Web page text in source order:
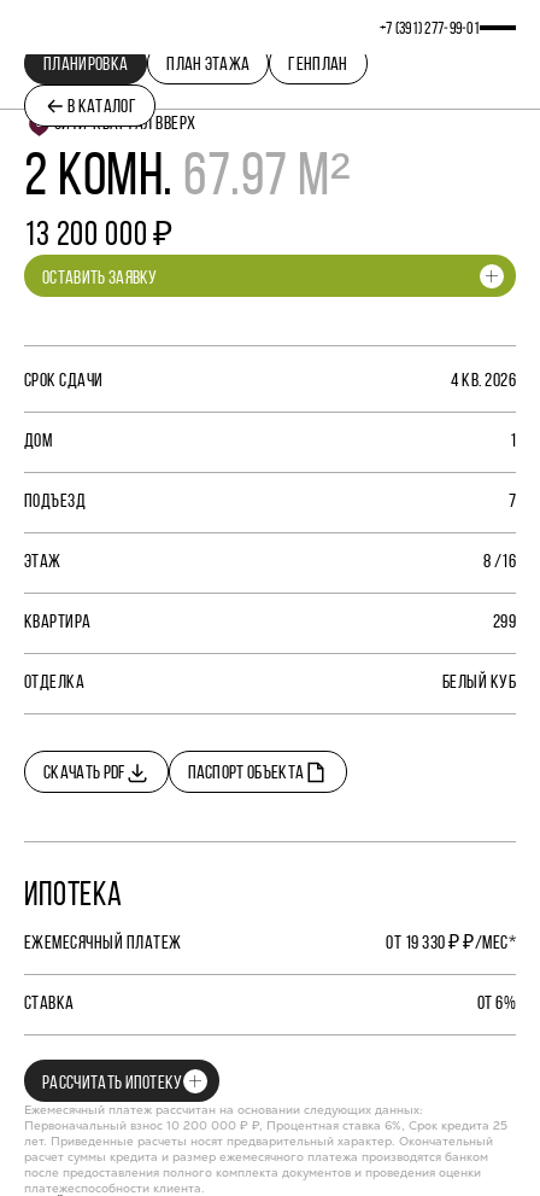
+7 (391) 277‒99‒01
В КАТАЛОГ
ПЛАНИРОВКА ПЛАН ЭТАЖА ГЕНПЛАН
СИТИ-КВАРТАЛ ВВЕРХ
2 КОМН. 67.97 М²
13 200 000 ₽
ОСТАВИТЬ ЗАЯВКУ
СРОК СДАЧИ 4 КВ. 2026
ДОМ 1
ПОДЪЕЗД 7
ЭТАЖ 8 /16
КВАРТИРА 299
ОТДЕЛКА БЕЛЫЙ КУБ
СКАЧАТЬ PDF ПАСПОРТ ОБЪЕКТА
ИПОТЕКА
ЕЖЕМЕСЯЧНЫЙ ПЛАТЕЖ ОТ 19 330 ₽ ₽/МЕС*
СТАВКА ОТ 6%
РАССЧИТАТЬ ИПОТЕКУ
Ежемесячный платеж рассчитан на основании следующих данных:
Первоначальный взнос 10 200 000 ₽ ₽, Процентная ставка 6%, Срок кредита 25
лет. Приведенные расчеты носят предварительный характер. Окончательный
расчет суммы кредита и размер ежемесячного платежа производятся банком
после предоставления полного комплекта документов и проведения оценки
платежеспособности клиента.